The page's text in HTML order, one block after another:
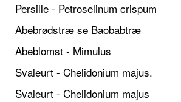
Persille - Petroselinum crispum
Abebrødstræ se Baobabtræ
Abeblomst - Mimulus
Svaleurt - Chelidonium majus.
Svaleurt - Chelidonium majus